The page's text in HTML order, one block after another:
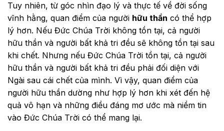
Tuy nhiên, từ góc nhìn đạo lý và thực tế về đời sống
vĩnh hằng, quan điểm của người hữu thần có thể hợp
lý hơn. Nếu Đức Chúa Trời không tồn tại, cả người
hữu thần và người bất khả tri đều sẽ không tồn tại sau
khi chết. Nhưng nếu Đức Chúa Trời tồn tại, cả người
hữu thần và người bất khả tri đều phải đối diện với
Ngài sau cái chết của mình. Vì vậy, quan điểm của
người hữu thần dường như hợp lý hơn khi xét đến hệ
quả vô hạn và những điều đáng mơ ước mà niềm tin
vào Đức Chúa Trời có thể mang lại.